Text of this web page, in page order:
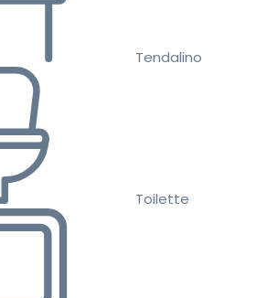
Tendalino
Toilette